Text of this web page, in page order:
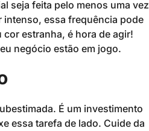
seja feita pelo menos uma vez
intenso, essa frequência pode
estranha, é hora de agir!
negócio estão em jogo.
É um investimento
essa tarefa de lado. Cuide da